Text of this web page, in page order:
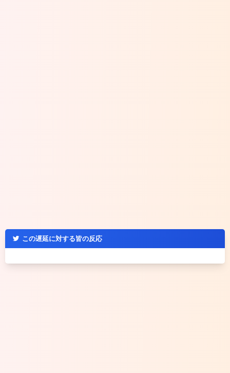
この遅延に対する皆の反応